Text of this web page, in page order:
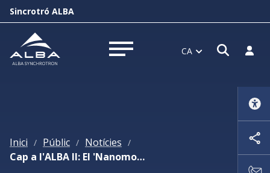
Sincrotró ALBA
Obrir menú CA Obrir
Inici / Públic / Notícies /
Cap a l'ALBA II: El 'Nanomotion Lab' està llest per avançar en la instrumentació d'alta precisió